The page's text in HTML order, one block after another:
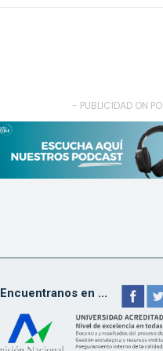
- PUBLICIDAD ON
Encuentranos en ...